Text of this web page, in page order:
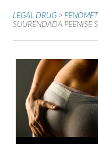
LEGAL DRUG > PENOMET
SUURENDADA PEENISE